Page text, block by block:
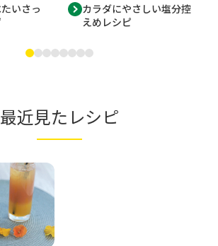
いさっ
カラダにやさしい塩分控
えめレシピ
最近見たレシピ